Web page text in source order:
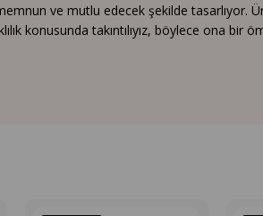
ve mutlu edecek şekilde tasarlıyor.
konusunda takıntılıyız, böylece ona bir